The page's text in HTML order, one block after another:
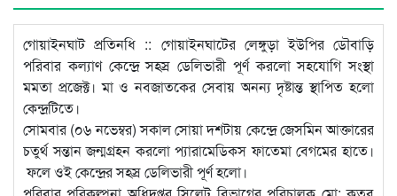
গোয়াইনঘাট প্রতিনধি :: গোয়াইনঘাটের লেঙ্গুড়া ইউপির ডৌবাড়ি
পরিবার কল্যাণ কেন্দ্রে সহস্র ডেলিভারী পূর্ণ করলো সহযোগি সংস্থা
মমতা প্রজেক্ট। মা ও নবজাতকের সেবায় অনন্য দৃষ্টান্ত স্থাপিত হলো
কেন্দ্রটিতে।
সোমবার (০৬ নভেম্বর) সকাল সোয়া দশটায় কেন্দ্রে জেসমিন আক্তারের
চতুর্থ সন্তান জন্মগ্রহন করলো প্যারামেডিকস ফাতেমা বেগমের হাতে।
ফলে ওই কেন্দ্রের সহস্র ডেলিভারী পূর্ণ হলো।